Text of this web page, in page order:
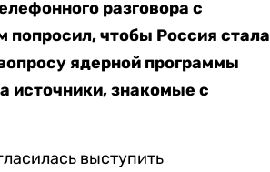
разговора с
чтобы Россия стала
ядерной программы
источники, знакомые с
выступить